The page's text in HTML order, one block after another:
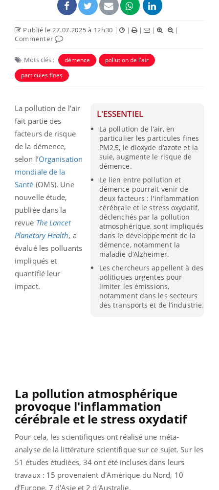
Publié le 27.07.2025 à 12h30 | | | |
|
Commenter
Mots clés : démence
pollution de l'air
particules fines
L'ESSENTIEL
La pollution de l’air, en
particulier les particules fines
PM2,5, le dioxyde d’azote et la
suie, augmente le risque de
démence.
Le lien entre pollution et
démence pourrait venir de
deux facteurs : l'inflammation
cérébrale et le stress oxydatif,
déclenchés par la pollution
atmosphérique, sont impliqués
dans le développement de la
démence, notamment la
maladie d’Alzheimer.
Les chercheurs appellent à des
politiques urgentes pour
limiter les émissions,
notamment dans les secteurs
des transports et de l’industrie.
La pollution de l’air
fait partie des
facteurs de risque
de la démence,
selon l’Organisation
mondiale de la
Santé (OMS). Une
nouvelle étude,
publiée dans la
revue The Lancet
Planetary Health, a
évalué les polluants
impliqués et
quantifié leur
impact.
La pollution atmosphérique
provoque l'inflammation
cérébrale et le stress oxydatif
Pour cela, les scientifiques ont réalisé une méta-
analyse de la littérature scientifique sur ce sujet. Sur les
51 études étudiées, 34 ont été incluses dans leurs
travaux : 15 provenaient d'Amérique du Nord, 10
d'Europe, 7 d'Asie et 2 d'Australie.